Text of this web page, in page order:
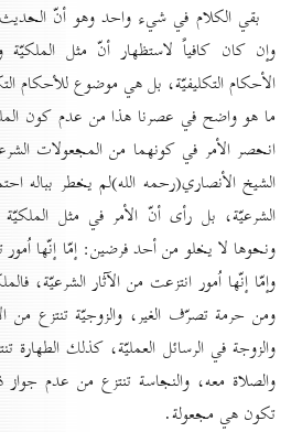
بقي الكلام في شيء واحد وهو أنّ
وإن كان كافياً لاستظهار أنّ مثل
الأحكام التكليفيّة، بل هي موضوع للأحكام
ما هو واضح في عصرنا هذا من عدم كون
انحصر الأمر في كونهما من المجعولات
الشيخ الأنصاري(رحمه الله)لم يخطر بباله
الشرعيّة، بل رأى أنّ الأمر في مثل الملكيّة
ونحوها لا يخلو من أحد فرضين: إمّا إنّها
وإمّا إنّها اُمور انتزعت من الآثار الشرعيّة،
ومن حرمة تصرّف الغير، والزوجيّة تنتزع من
والزوجة في الرسائل العمليّة، كذلك
والصلاة معه، والنجاسة تنتزع من عدم
تكون هي مجعولة.